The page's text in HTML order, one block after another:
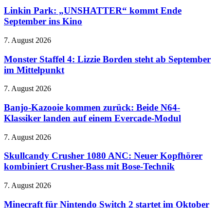
düsteren
Trailer
„UNSHATTER“
kommt
Ende
ins
Linkin Park: „UNSHATTER“ kommt Ende
September ins Kino
Monster
4:
Lizzie
Borden
ab
im
Mittelpunkt
7. August 2026
Monster Staffel 4: Lizzie Borden steht ab September
im Mittelpunkt
Banjo-
kommen
zurück:
Beide
Klassiker
auf
einem
Modul
7. August 2026
Banjo-Kazooie kommen zurück: Beide N64-
Klassiker landen auf einem Evercade-Modul
Skullcandy
1080
ANC:
Neuer
kombiniert
7. August 2026
Skullcandy Crusher 1080 ANC: Neuer Kopfhörer
kombiniert Crusher-Bass mit Bose-Technik
Minecraft
Nintendo
7. August 2026
Minecraft für Nintendo Switch 2 startet im Oktober